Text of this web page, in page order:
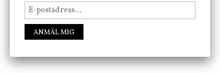
ANMÄL MIG